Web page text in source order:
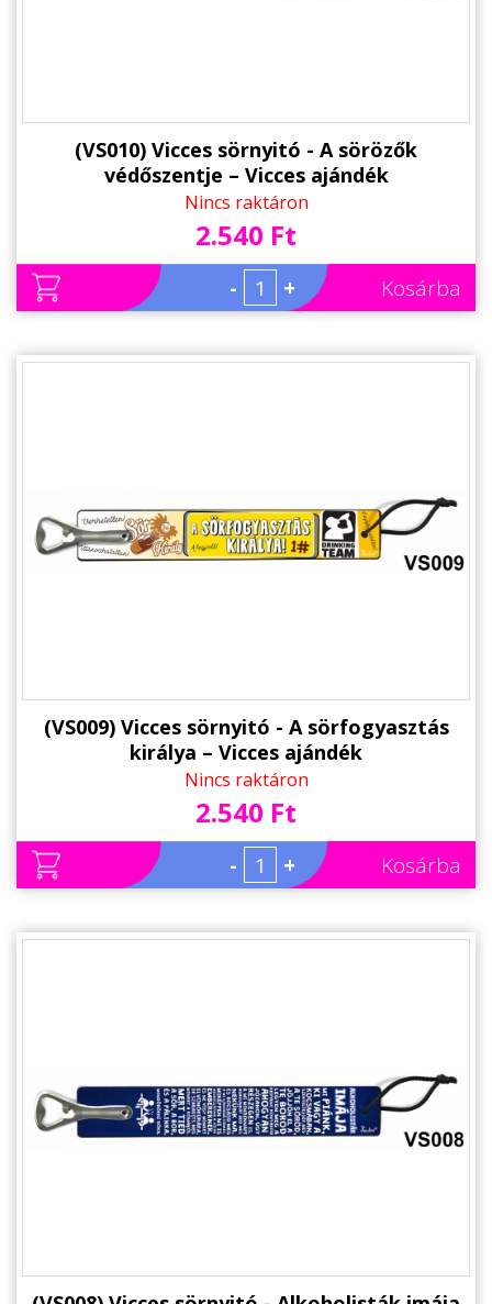
(VS010) Vicces sörnyitó - A sörözők
védőszentje – Vicces ajándék
Nincs raktáron
2.540 Ft
- + Kosárba
(VS009) Vicces sörnyitó - A sörfogyasztás
királya – Vicces ajándék
Nincs raktáron
2.540 Ft
- + Kosárba